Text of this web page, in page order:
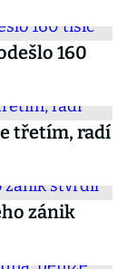
160
třetím, radí
zánik